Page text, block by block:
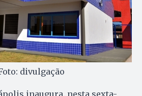
divulgação
inaugura, nesta sexta-